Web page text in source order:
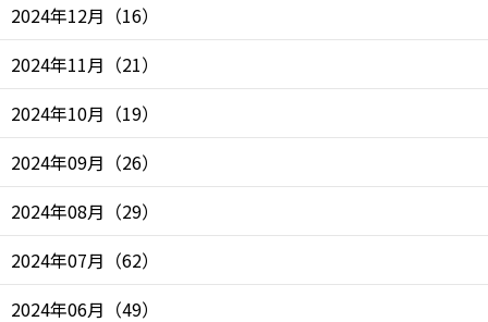
2024年12月 （16）
2024年11月 （21）
2024年10月 （19）
2024年09月 （26）
2024年08月 （29）
2024年07月 （62）
2024年06月 （49）